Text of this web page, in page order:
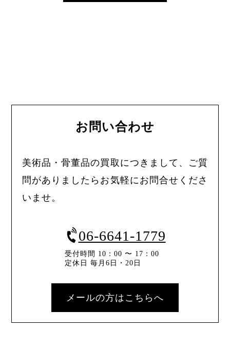
お問い合わせ
美術品・骨董品の買取につきまして、ご質
問がありましたらお気軽にお問合せくださ
いませ。
06-6641-1779
受付時間 10：00 〜 17：00
定休日 毎月6日・20日
メールの方はこちらへ